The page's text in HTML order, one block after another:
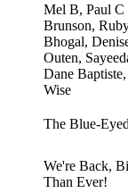
Mel B, Paul C
Brunson,
Bhogal,
Outen,
Dane Baptiste,
Wise
The Blue-
We're Back,
Than Ever!